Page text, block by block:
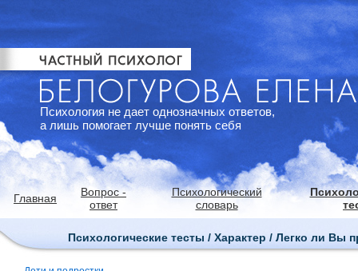
Психология не дает однозначных ответов,
а лишь помогает лучше понять себя
Главная
Вопрос -
ответ
Психологический
словарь
Психологические тесты / Характер / Легко ли Вы